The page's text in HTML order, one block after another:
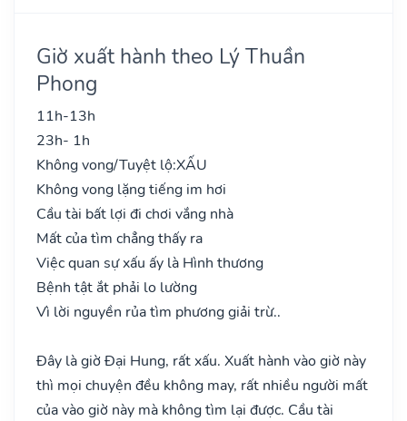
Giờ xuất hành theo Lý Thuần
Phong
11h-13h
23h- 1h
Không vong/Tuyệt lộ:XẤU
Không vong lặng tiếng im hơi
Cầu tài bất lợi đi chơi vắng nhà
Mất của tìm chẳng thấy ra
Việc quan sự xấu ấy là Hình thương
Bệnh tật ắt phải lo lường
Vì lời nguyền rủa tìm phương giải trừ..
Đây là giờ Đại Hung, rất xấu. Xuất hành vào giờ này
thì mọi chuyện đều không may, rất nhiều người mất
của vào giờ này mà không tìm lại được. Cầu tài